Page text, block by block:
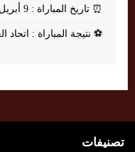
⏰ تاريخ المباراة : 9 أبريل 2025
⚽ نتيجة المباراة : اتحاد العاصمة 0 - 0
تصنيفات